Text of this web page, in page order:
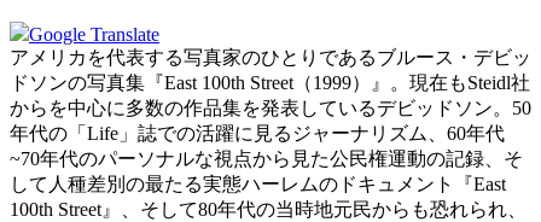
Google Translate
アメリカを代表する写真家のひとりであるブルース・デビッ
ドソンの写真集『East 100th Street（1999）』。現在もSteidl社
からを中心に多数の作品集を発表しているデビッドソン。50
年代の「Life」誌での活躍に見るジャーナリズム、60年代
~70年代のパーソナルな視点から見た公民権運動の記録、そ
して人種差別の最たる実態ハーレムのドキュメント『East
100th Street』、そして80年代の当時地元民からも恐れられ、